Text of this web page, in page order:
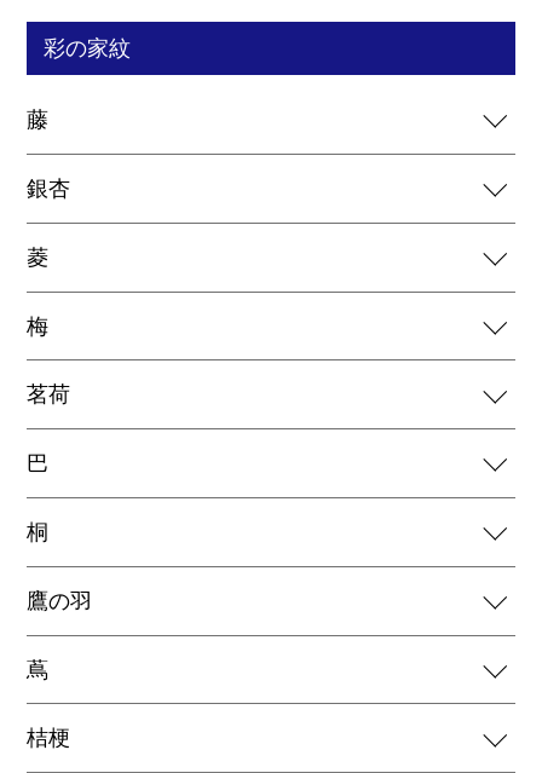
彩の家紋
藤
銀杏
菱
梅
茗荷
巴
桐
鷹の羽
蔦
桔梗